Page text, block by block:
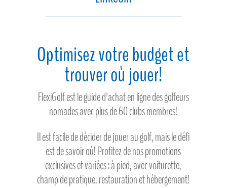
Optimisez votre budget et
trouver où jouer!
FlexiGolf est le guide d'achat en ligne des golfeurs
nomades avec plus de 60 clubs membres!
Il est facile de décider de jouer au golf, mais le défi
est de savoir où! Profitez de nos promotions
exclusives et variées : à pied, avec voiturette,
champ de pratique, restauration et hébergement!